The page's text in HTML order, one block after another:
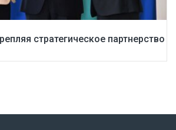
стратегическое партнерство